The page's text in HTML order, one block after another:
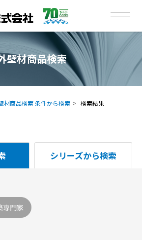
壁材商品検索
材商品検索 条件から検索 検索結果
シリーズから検索
専門家